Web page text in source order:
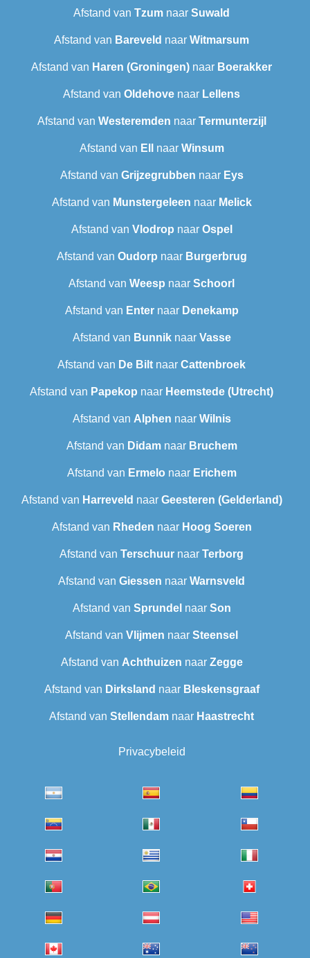
Afstand van Tzum naar Suwald
Afstand van Bareveld naar Witmarsum
Afstand van Haren (Groningen) naar Boerakker
Afstand van Oldehove naar Lellens
Afstand van Westeremden naar Termunterzijl
Afstand van Ell naar Winsum
Afstand van Grijzegrubben naar Eys
Afstand van Munstergeleen naar Melick
Afstand van Vlodrop naar Ospel
Afstand van Oudorp naar Burgerbrug
Afstand van Weesp naar Schoorl
Afstand van Enternaar Denekamp
Afstand van Bunniknaar Vasse
Afstand van De Bilt naar Cattenbroek
Afstand van Papekop naar Heemstede (Utrecht)
Afstand van Alphen naar Wilnis
Afstand van Didamnaar Bruchem
Afstand van Ermelo naar Erichem
Afstand van Harreveld naar Geesteren (Gelderland)
Afstand van Rheden naar Hoog Soeren
Afstand van Terschuur naar Terborg
Afstand van Giessen naar Warnsveld
Afstand van Sprundel naar Son
Afstand van Vlijmen naar Steensel
Afstand van Achthuizen naar Zegge
Afstand van Dirksland naar Bleskensgraaf
Afstand van Stellendam naar Haastrecht
Privacybeleid